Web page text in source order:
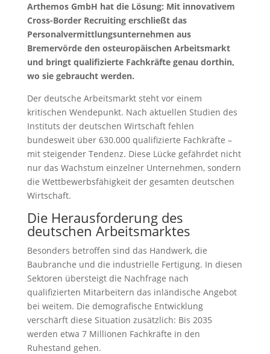
Arthemos GmbH hat die Lösung: Mit innovativem
Cross-Border Recruiting erschließt das
Personalvermittlungsunternehmen aus
Bremervörde den osteuropäischen Arbeitsmarkt
und bringt qualifizierte Fachkräfte genau dorthin,
wo sie gebraucht werden.
Der deutsche Arbeitsmarkt steht vor einem
kritischen Wendepunkt. Nach aktuellen Studien des
Instituts der deutschen Wirtschaft fehlen
bundesweit über 630.000 qualifizierte Fachkräfte –
mit steigender Tendenz. Diese Lücke gefährdet nicht
nur das Wachstum einzelner Unternehmen, sondern
die Wettbewerbsfähigkeit der gesamten deutschen
Wirtschaft.
Die Herausforderung des
deutschen Arbeitsmarktes
Besonders betroffen sind das Handwerk, die
Baubranche und die industrielle Fertigung. In diesen
Sektoren übersteigt die Nachfrage nach
qualifizierten Mitarbeitern das inländische Angebot
bei weitem. Die demografische Entwicklung
verschärft diese Situation zusätzlich: Bis 2035
werden etwa 7 Millionen Fachkräfte in den
Ruhestand gehen.